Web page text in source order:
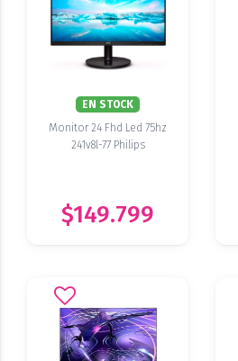
EN STOCK
Monitor 24 Fhd Led 75hz
241v8l-77 Philips
$149.799